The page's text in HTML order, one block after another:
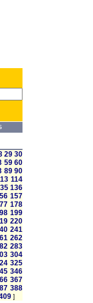
29 30
59 60
89 90
114
136
157
178
199
220
241
262
283
304
325
346
367
388
]